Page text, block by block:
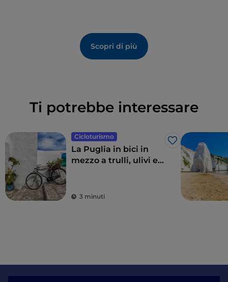
Scopri di più
Ti potrebbe interessare
Cicloturismo
Like
La Puglia in bici in
mezzo a trulli, ulivi e
3 minuti